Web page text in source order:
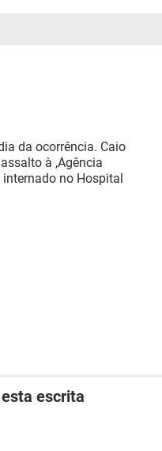
da ocorrência. Caio
à ,Agência
no Hospital
escrita